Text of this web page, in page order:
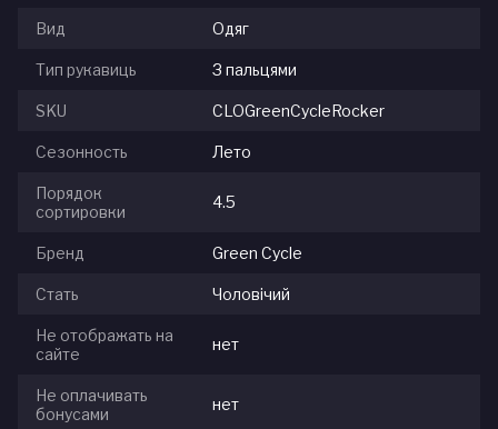
Вид Одяг
Тип рукавиць З пальцями
SKU CLOGreenCycleRocker
Сезонность Лето
Порядок
сортировки
4.5
Бренд Green Cycle
Стать Чоловічий
Не отображать на
сайте
нет
Не оплачивать
бонусами
нет